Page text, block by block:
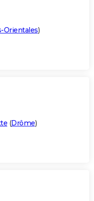
Orientales)
(Drôme)